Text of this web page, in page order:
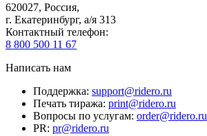
620027, Россия,
г. Екатеринбург, а/я 313
Контактный телефон:
8 800 500 11 67
Написать нам
Поддержка: support@ridero.ru
Печать тиража: print@ridero.ru
Вопросы по услугам: order@ridero.ru
PR: pr@ridero.ru